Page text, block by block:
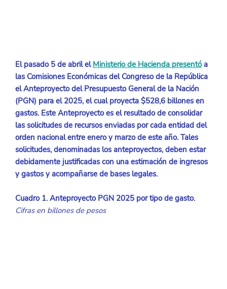
El pasado 5 de abril el Ministerio de Hacienda presentó a
las Comisiones Económicas del Congreso de la República
el Anteproyecto del Presupuesto General de la Nación
(PGN) para el 2025, el cual proyecta $528,6 billones en
gastos. Este Anteproyecto es el resultado de consolidar
las solicitudes de recursos enviadas por cada entidad del
orden nacional entre enero y marzo de este año. Tales
solicitudes, denominadas los anteproyectos, deben estar
debidamente justificadas con una estimación de ingresos
y gastos y acompañarse de bases legales.
Cuadro 1. Anteproyecto PGN 2025 por tipo de gasto.
Cifras en billones de pesos